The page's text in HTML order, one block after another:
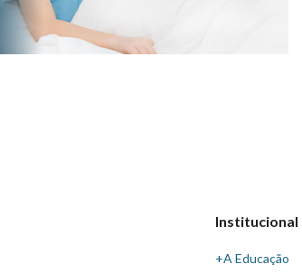
Institucional
+A Educação